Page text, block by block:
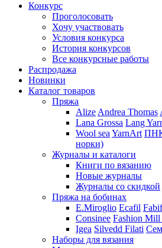
Конкурс
Проголосовать
Хочу участвовать
Условия конкурса
История конкурсов
Все конкурсные работы
Распродажа
Новинки
Каталог товаров
Пряжа
Alize Andrea Thomas
Lana Grossa Lang
Wool sea YarnArt
норки)
Журналы и каталоги
Книги по вязанию
Новые журналы
Журналы со скидкой
Пряжа на бобинах
E.Miroglio Ecafil
Consinee Fashion Mill
Igea Silvedd Filati
Наборы для вязания